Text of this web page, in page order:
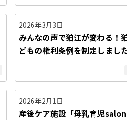
2026年3月3日
みんなの声で狛江が変わる！
どもの権利条例を制定しまし
2026年2月1日
産後ケア施設「母乳育児